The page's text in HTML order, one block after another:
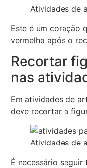
Atividades de
Este é um coração
vermelho após o
Recortar
nas
Em atividades de
deve recortar a
Atividades de
É necessário